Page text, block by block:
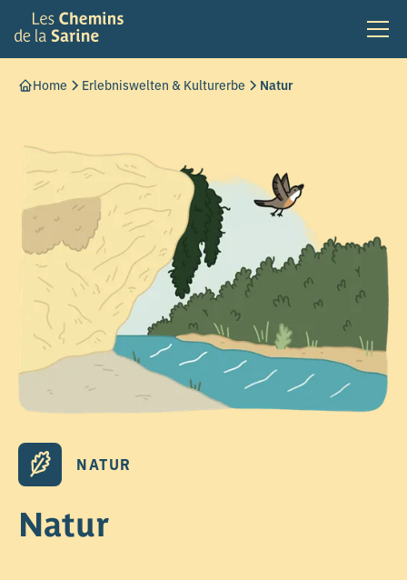
Home Erlebniswelten & Kulturerbe Natur
NATUR
Natur